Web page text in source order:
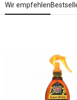
Wir empfehlen